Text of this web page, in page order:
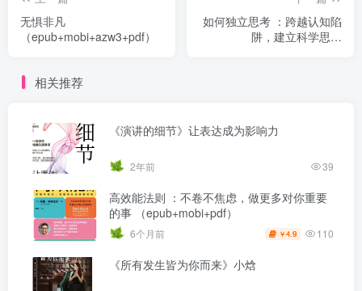
无惧非凡
（epub+mobi+azw3+pdf）
如何独立思考 ：跨越认知陷
阱，建立科学思维
相关推荐
《演讲的细节》让表达成为影响力
2年前 39
高效能法则 ：不卷不焦虑，做更多对你重要
的事 （epub+mobi+pdf）
6个月前 ￥4.9 110
《所有发生皆为你而来》小焓